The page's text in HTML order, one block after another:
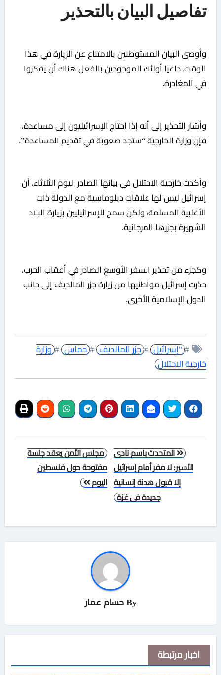
تفاصيل البيان بالتحذير
وأوصى البيان المستوطنين بالامتناع عن الزيارة في هذا
الوقت، داعيا أولئك الموجودين بالفعل هناك أن يفكروا
في المغادرة.
وأشار التحذير إلى أنه إذا احتاج الإسرائيليون إلى مساعدة،
فإن وزارة الخارجية “ستجد صعوبة في تقديم المساعدة”.
وأكدت خارجية الاحتلال في بيانها الصادر اليوم الثلاثاء، أن
إسرائيل ليس لها علاقات دبلوماسية مع الدولة ذات
الأغلبية المسلمة، ولكن سمح للإسرائيليين بزيارة البلاد
الشهيرة بجزرها المرجانية.
وكجزء من تحذير السفر الأوسع الصادر في أعقاب الحرب،
حذرت إسرائيل مواطنيها من زيارة جزر المالديف إلى جانب
الدول الإسلامية الأخرى.
# "إسرائيل # جزر المالديف # حماس # وزارة
خارجية الاحتلال
تصفّح
المقالات
مجلس الأمن يعقد جلسة
مفتوحة حول فلسطين
اليوم
المتحدث باسم نادى
الأسير: لا مفر أمام إسرائيل
إلا قبول هدنة إنسانية
جديدة فى غزة
By حسام عمار
اخبار مرتبطة